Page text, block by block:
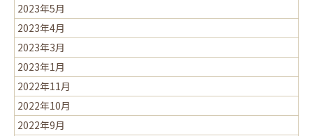
2023年5月
2023年4月
2023年3月
2023年1月
2022年11月
2022年10月
2022年9月